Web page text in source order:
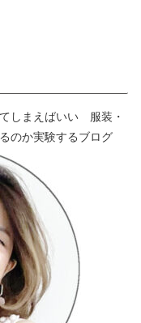
しまえばいい 服装・
のか実験するブログ